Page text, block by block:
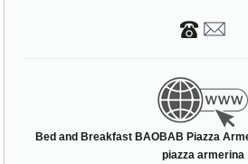
Bed and Breakfast BAOBAB Piazza
piazza armerina